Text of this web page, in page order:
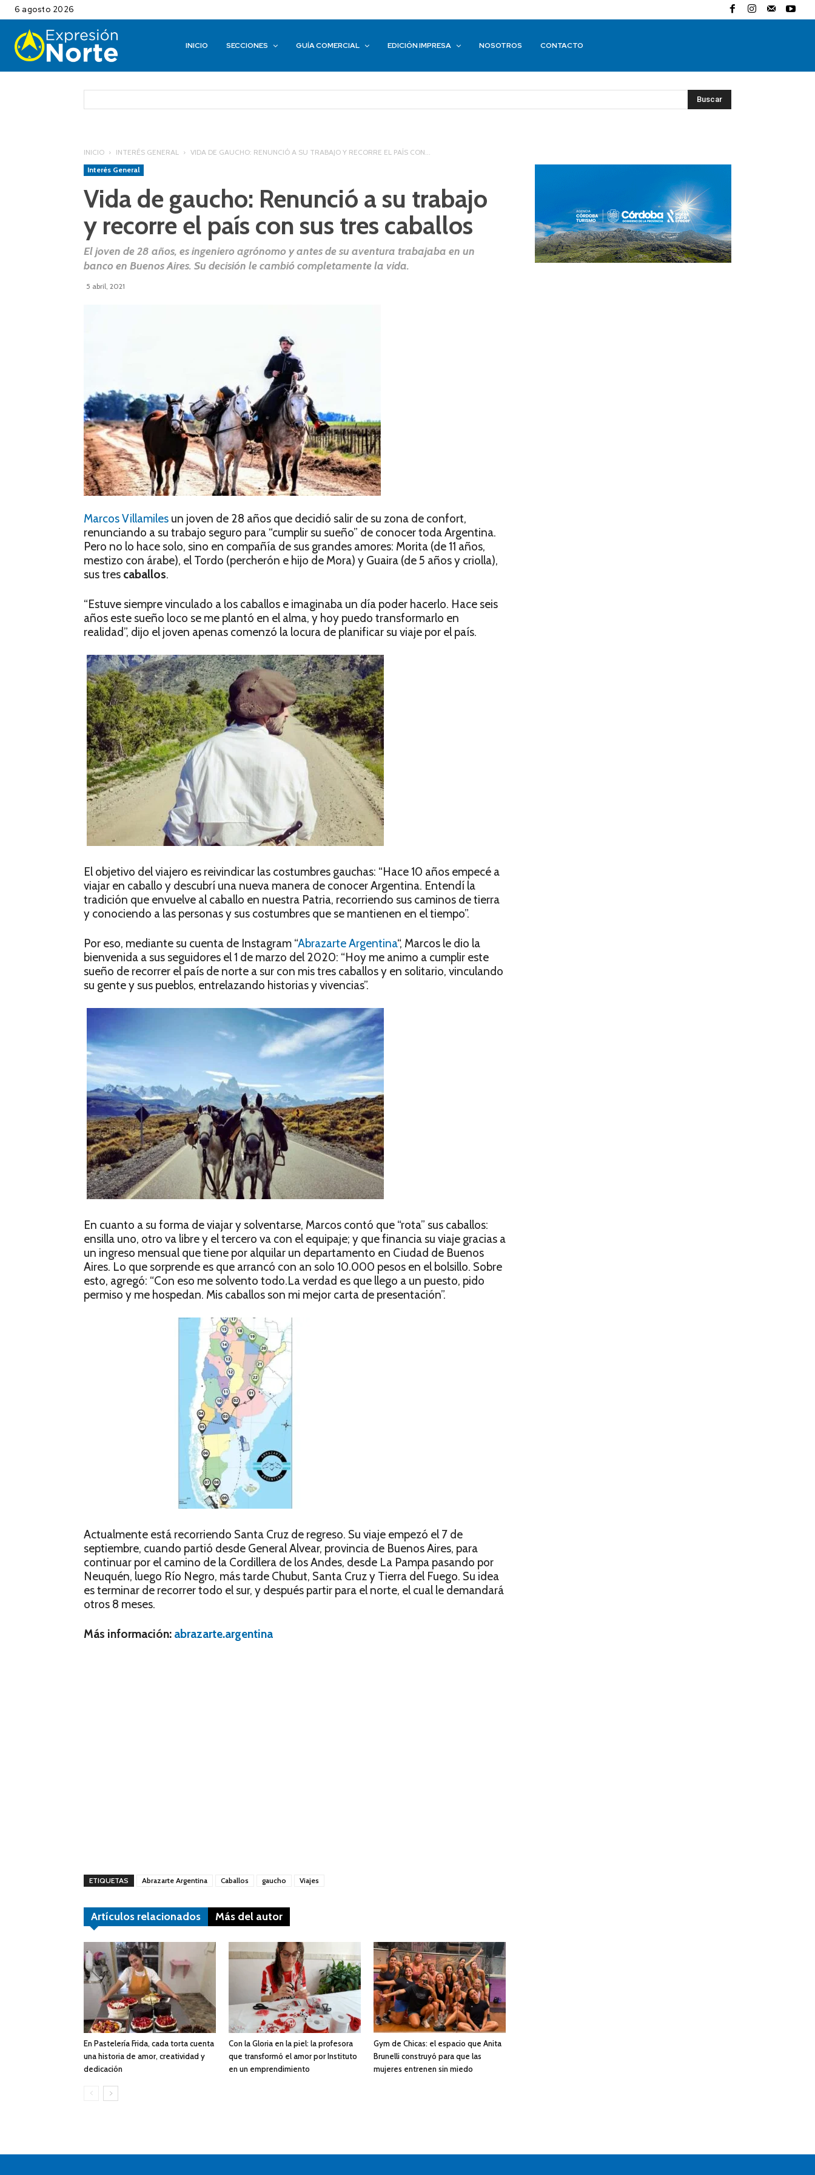
6 agosto 2026
INICIO SECCIONES GUÍA COMERCIAL EDICIÓN IMPRESA NOSOTROS CONTACTO
Buscar
INICIO INTERÉS GENERAL
VIDA DE GAUCHO: RENUNCIÓ A SU TRABAJO Y RECORRE EL PAÍS CON...
Interés General
Vida de gaucho: Renunció a su trabajo
y recorre el país con sus tres caballos
El joven de 28 años, es ingeniero agrónomo y antes de su aventura trabajaba en un
banco en Buenos Aires. Su decisión le cambió completamente la vida.
5 abril, 2021
Marcos Villamiles un joven de 28 años que decidió salir de su zona de confort,
renunciando a su trabajo seguro para “cumplir su sueño” de conocer toda Argentina.
Pero no lo hace solo, sino en compañía de sus grandes amores: Morita (de 11 años,
mestizo con árabe), el Tordo (percherón e hijo de Mora) y Guaira (de 5 años y criolla),
sus tres caballos.
“Estuve siempre vinculado a los caballos e imaginaba un día poder hacerlo. Hace seis
años este sueño loco se me plantó en el alma, y hoy puedo transformarlo en
realidad”, dijo el joven apenas comenzó la locura de planificar su viaje por el país.
El objetivo del viajero es reivindicar las costumbres gauchas: “Hace 10 años empecé a
viajar en caballo y descubrí una nueva manera de conocer Argentina. Entendí la
tradición que envuelve al caballo en nuestra Patria, recorriendo sus caminos de tierra
y conociendo a las personas y sus costumbres que se mantienen en el tiempo”.
Por eso, mediante su cuenta de Instagram “Abrazarte Argentina“, Marcos le dio la
bienvenida a sus seguidores el 1 de marzo del 2020: “Hoy me animo a cumplir este
sueño de recorrer el país de norte a sur con mis tres caballos y en solitario, vinculando
su gente y sus pueblos, entrelazando historias y vivencias”.
En cuanto a su forma de viajar y solventarse, Marcos contó que “rota” sus caballos:
ensilla uno, otro va libre y el tercero va con el equipaje; y que financia su viaje gracias a
un ingreso mensual que tiene por alquilar un departamento en Ciudad de Buenos
Aires. Lo que sorprende es que arrancó con an solo 10.000 pesos en el bolsillo. Sobre
esto, agregó: “Con eso me solvento todo.La verdad es que llego a un puesto, pido
permiso y me hospedan. Mis caballos son mi mejor carta de presentación”.
Actualmente está recorriendo Santa Cruz de regreso. Su viaje empezó el 7 de
septiembre, cuando partió desde General Alvear, provincia de Buenos Aires, para
continuar por el camino de la Cordillera de los Andes, desde La Pampa pasando por
Neuquén, luego Río Negro, más tarde Chubut, Santa Cruz y Tierra del Fuego. Su idea
es terminar de recorrer todo el sur, y después partir para el norte, el cual le demandará
otros 8 meses.
Más información: abrazarte.argentina
ETIQUETAS Abrazarte Argentina Caballos gaucho Viajes
Artículos relacionados Más del autor
En Pastelería Frida, cada torta cuenta
una historia de amor, creatividad y
dedicación
Con la Gloria en la piel: la profesora
que transformó el amor por Instituto
en un emprendimiento
Gym de Chicas: el espacio que Anita
Brunelli construyó para que las
mujeres entrenen sin miedo